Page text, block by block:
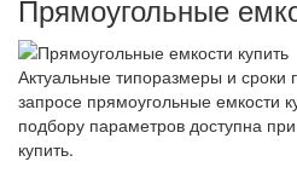
Прямоугольные
Актуальные типоразмеры и сроки
запросе прямоугольные емкости
подбору параметров доступна
купить.